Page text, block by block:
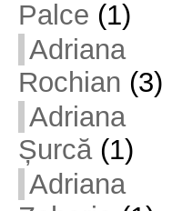
Palce (1)
Adriana
Rochian (3)
Adriana
Șurcă(1)
Adriana